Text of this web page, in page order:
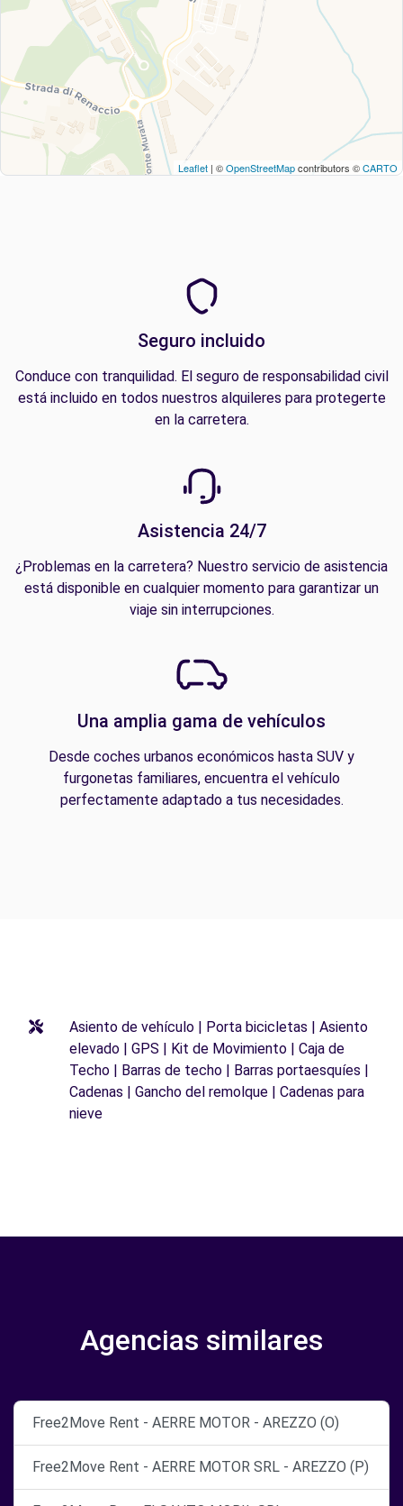
Leaflet | ©OpenStreetMapcontributors ©CARTO
Seguro incluido
Conduce con tranquilidad. El seguro de responsabilidad civil
está incluido en todos nuestros alquileres para protegerte
en la carretera.
Asistencia 24/7
¿Problemas en la carretera? Nuestro servicio de asistencia
está disponible en cualquier momento para garantizar un
viaje sin interrupciones.
Una amplia gama de vehículos
Desde coches urbanos económicos hasta SUV y
furgonetas familiares, encuentra el vehículo
perfectamente adaptado a tus necesidades.
Asiento de vehículo | Porta bicicletas | Asiento
elevado | GPS | Kit de Movimiento | Caja de
Techo | Barras de techo | Barras portaesquíes |
Cadenas | Gancho del remolque | Cadenas para
nieve
Agencias similares
Free2Move Rent - AERRE MOTOR - AREZZO (O)
Free2Move Rent - AERRE MOTOR SRL - AREZZO (P)